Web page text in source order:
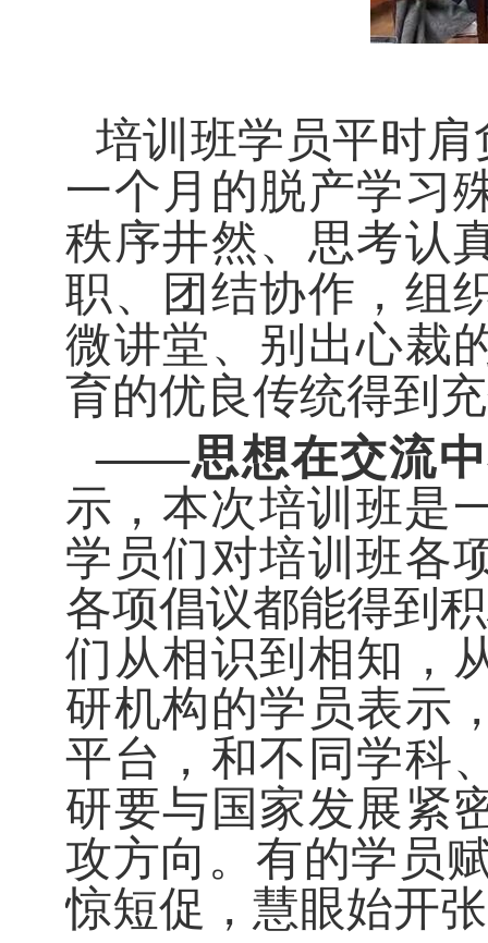
培训班学员平时
一个月的脱产学习
秩序井然、思考认
职、团结协作，组
微讲堂、别出心裁
育的优良传统得到
——思想在交流中
示，本次培训班是
学员们对培训班各
各项倡议都能得到
们从相识到相知，
研机构的学员表示
平台，和不同学科
研要与国家发展紧
攻方向。有的学员
惊短促，慧眼始开